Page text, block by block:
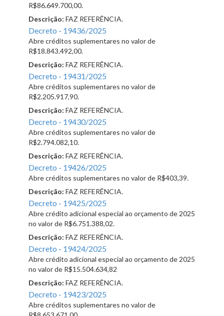
R$86.649.700,00.
Descrição: FAZ REFERÊNCIA.
Decreto - 19436/2025
Abre créditos suplementares no valor de
R$18.843.492,00.
Descrição: FAZ REFERÊNCIA.
Decreto - 19431/2025
Abre créditos suplementares no valor de
R$2.205.917,90.
Descrição: FAZ REFERÊNCIA.
Decreto - 19430/2025
Abre créditos suplementares no valor de
R$2.794.082,10.
Descrição: FAZ REFERÊNCIA.
Decreto - 19426/2025
Abre créditos suplementares no valor de R$403,39.
Descrição: FAZ REFERÊNCIA.
Decreto - 19425/2025
Abre crédito adicional especial ao orçamento de 2025
no valor de R$6.751.388,02.
Descrição: FAZ REFERÊNCIA.
Decreto - 19424/2025
Abre crédito adicional especial ao orçamento de 2025
no valor de R$15.504.634,82
Descrição: FAZ REFERÊNCIA.
Decreto - 19423/2025
Abre créditos suplementares no valor de